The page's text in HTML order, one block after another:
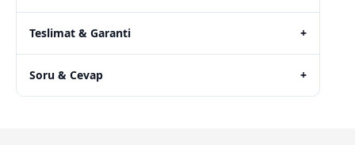
Teslimat & Garanti +
Soru & Cevap +